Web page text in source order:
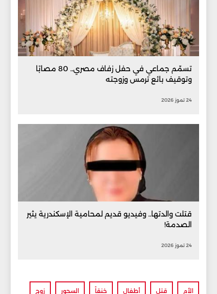
تسمّم جماعي في حفل زفاف مصري.. 80 مصابًا
وتوقيف بائع ترمس وزوجته
24 تموز 2026
قتلت والدتها.. وفيديو قديم لمحامية الإسكندرية يثير
الصدمة!
24 تموز 2026
الأم قتل أطفال خنقاً السحور زوج